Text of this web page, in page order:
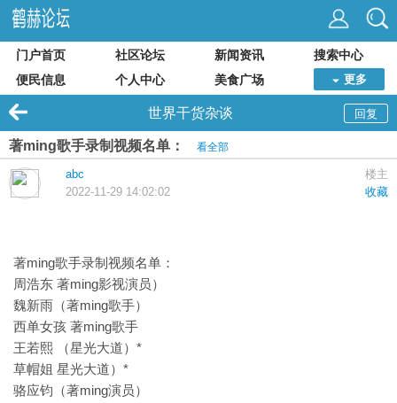
门户首页 社区论坛 新闻资讯
搜索中心
便民信息
个人中心 美食广场 更多
回复
世界干货杂谈
著ming歌手录制视频名单： 看全部
楼主
abc
收藏
2022-11-29 14:02:02
著ming歌手录制视频名单：
周浩东 著ming影视演员）
魏新雨（著ming歌手）
西单女孩 著ming歌手
王若熙 （星光大道）*
草帽姐 星光大道）*
骆应钧（著ming演员）